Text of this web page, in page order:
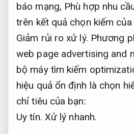
báo mạng, Phù hợp nhu
trên kết quả chọn kiếm
Giảm rủi ro xử lý. Phương
web page advertising and
bộ máy tìm kiếm
hiệu quả ổn định là chọn
chỉ tiêu của bạn:
Uy tín. Xử lý nhanh.